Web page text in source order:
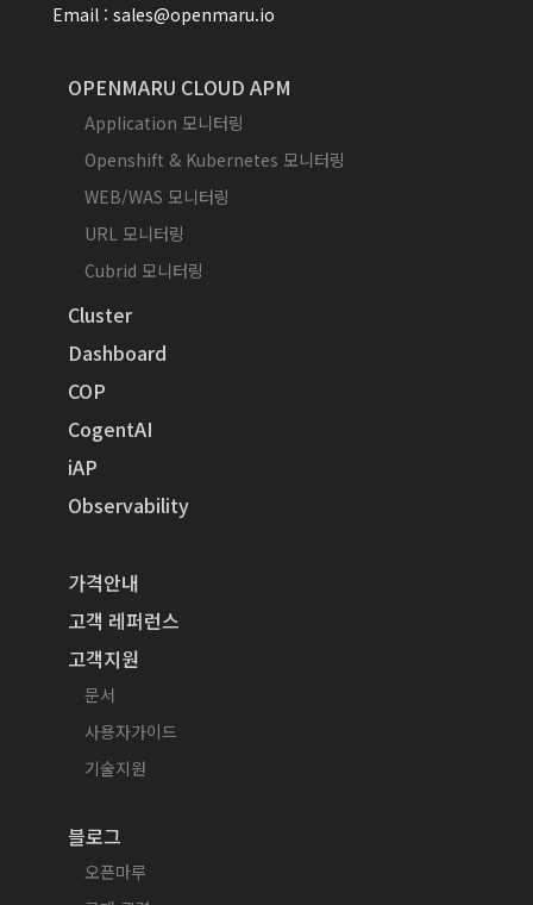
Email : sales@openmaru.io
OPENMARU CLOUD APM
Application 모니터링
Openshift & Kubernetes 모니터링
WEB/WAS 모니터링
URL 모니터링
Cubrid 모니터링
Cluster
Dashboard
COP
CogentAI
iAP
Observability
가격안내
고객 레퍼런스
고객지원
문서
사용자가이드
기술지원
블로그
오픈마루